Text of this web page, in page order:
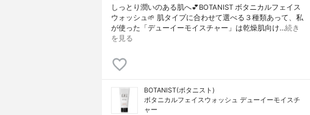
しっとり潤いのある肌へ💕BOTANIST ボタニカルフェイス
ウォッシュ🌱 肌タイプに合わせて選べる３種類あって、私
が使った「デューイーモイスチャー」は乾燥肌向け…続き
を見る
BOTANIST(ボタニスト)
ボタニカルフェイスウォッシュ デューイーモイスチ
ャー